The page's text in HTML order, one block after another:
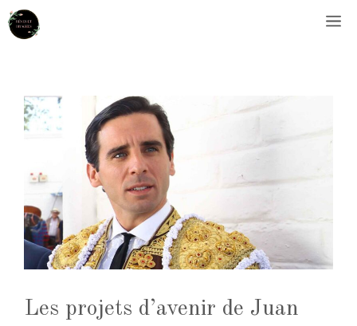
Aller
au
Les projets d’avenir de Juan